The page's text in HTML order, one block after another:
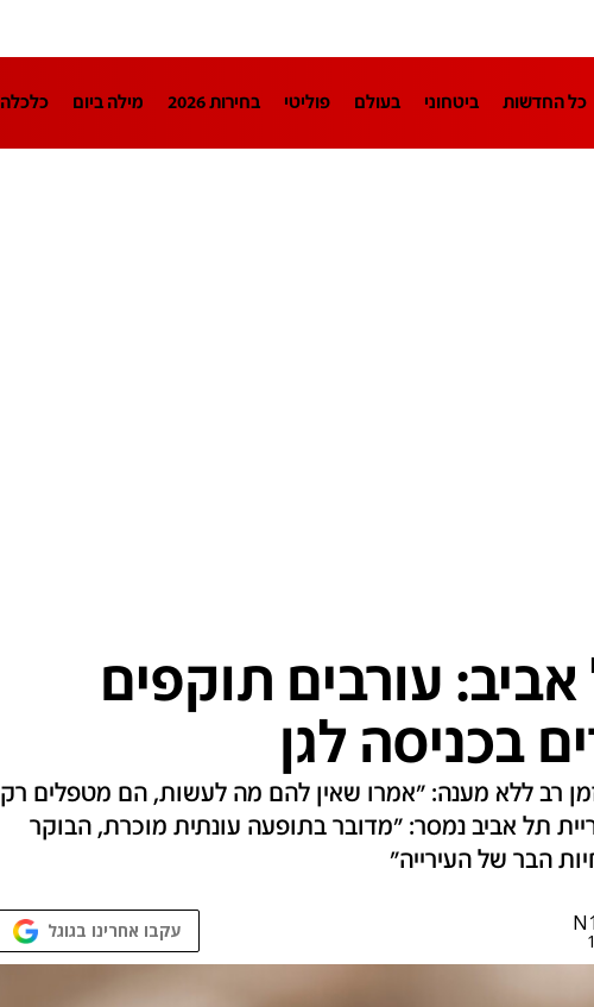
כל החדשות ביטחוני בעולם פוליטי בחירות 2026 מילה ביום כלכלה
עורבים תוקפים
בכניסה לגן
זמן רב ללא מענה: "אמרו שאין להם מה לעשות, הם מטפלים רק
תל אביב נמסר: "מדובר בתופעה עונתית מוכרת, הבוקר
הבר של העירייה"
עקבו אחרינו בגוגל